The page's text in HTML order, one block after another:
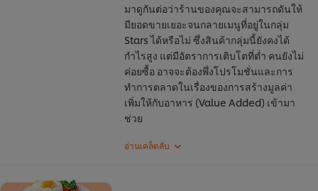
มาดูกันต่อว่าร้านของคุณจะสามารถดันให้
มียอดขายเยอะจนกลายเมนูที่อยู่ในกลุ่ม
Stars ได้หรือไม่ ซึ่งสินค้ากลุ่มนี้ยังคงได้
กำไรสูง แต่มีอัตราการเติบโตที่ต่ำ คนยังไม่
ค่อยซื้อ อาจจะต้องพึ่งโปรโมชั่นและการ
ทำการตลาดในเรื่องของการสร้างมูลค่า
เพิ่มให้กับอาหาร (Value Added) เข้ามา
ช่วย